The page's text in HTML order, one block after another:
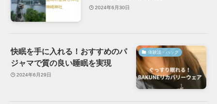
2024年6月30日
体験談・ハック
快眠を手に入れる！おすすめのパ
ジャマで質の良い睡眠を実現
2024年6月29日